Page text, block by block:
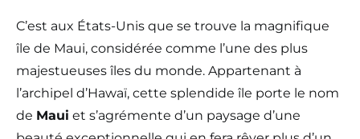
C’est aux États-Unis que se trouve la magnifique
île de Maui, considérée comme l’une des plus
majestueuses îles du monde. Appartenant à
l’archipel d’Hawaï, cette splendide île porte le nom
de Maui et s’agrémente d’un paysage d’une